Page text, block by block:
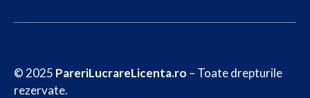
© 2025 PareriLucrareLicenta.ro – Toate drepturile
rezervate.